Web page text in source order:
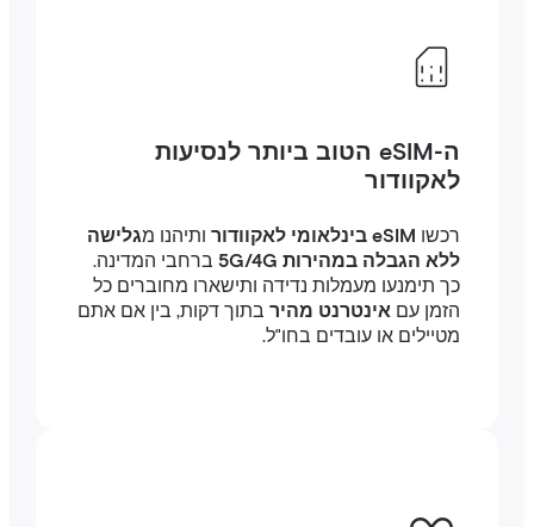
ה-eSIM הטוב ביותר לנסיעות
לאקוודור
eSIM בינלאומי לאקוודור ותיהנו מגלישה
ללא הגבלה במהירות 5G/4G
ברחבי המדינה.
כך תימנעו מעמלות נדידה ותישארו מחוברים כל
הזמן עםאינטרנט מהיר בתוך דקות, בין אם אתם
מטיילים או עובדים בחו"ל.